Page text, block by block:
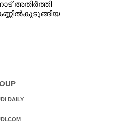
അതിർത്തി
DAILY